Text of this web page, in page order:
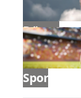
Dünya
Spor